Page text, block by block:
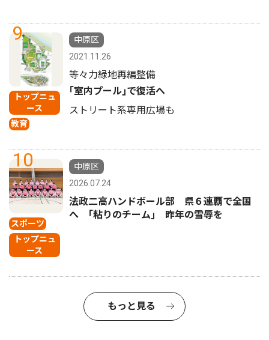
9
トップニュ
ース
教育
中原区
2021.11.26
等々力緑地再編整備
｢室内プール｣で復活へ
ストリート系専用広場も
10
スポーツ
トップニュ
ース
中原区
2026.07.24
法政二高ハンドボール部 県６連覇で全国
へ ｢粘りのチーム｣ 昨年の雪辱を
もっと見る